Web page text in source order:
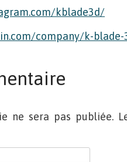
kblade3d/
company/k-
ne sera pas publiée.